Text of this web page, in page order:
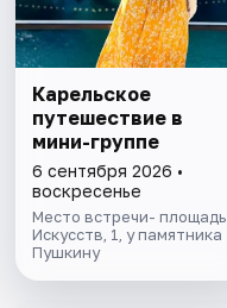
Карельское
путешествие в
мини-группе
6 сентября 2026 •
воскресенье
Место встречи- площадь
Искусств, 1, у памятника
Пушкину